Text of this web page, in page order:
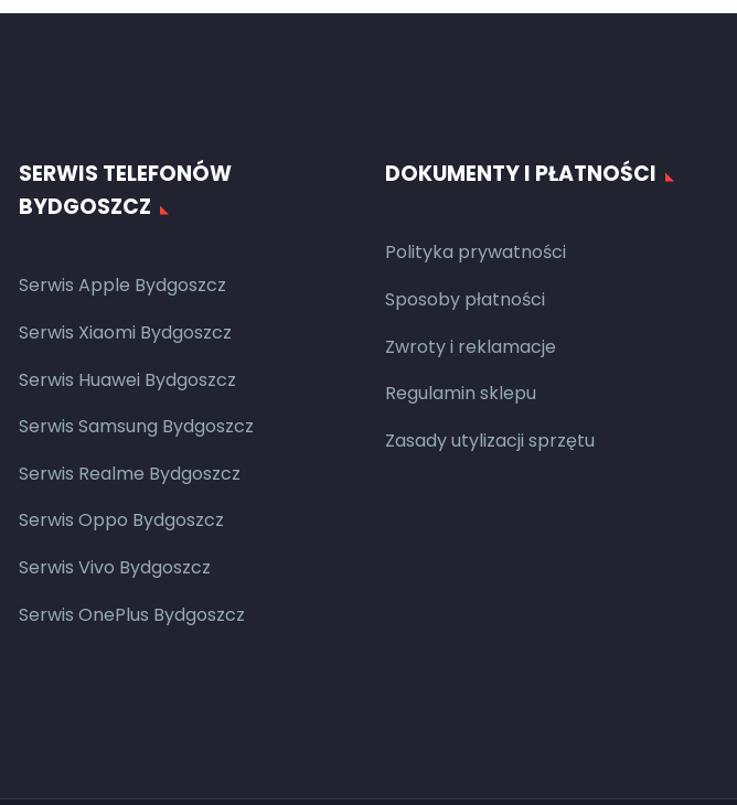
SERWIS TELEFONÓW
BYDGOSZCZ
Serwis Apple Bydgoszcz
Serwis Xiaomi Bydgoszcz
Serwis Huawei Bydgoszcz
Serwis Samsung Bydgoszcz
Serwis Realme Bydgoszcz
Serwis Oppo Bydgoszcz
Serwis Vivo Bydgoszcz
Serwis OnePlus Bydgoszcz
DOKUMENTY I PŁATNOŚCI
Polityka prywatności
Sposoby płatności
Zwroty i reklamacje
Regulamin sklepu
Zasady utylizacji sprzętu